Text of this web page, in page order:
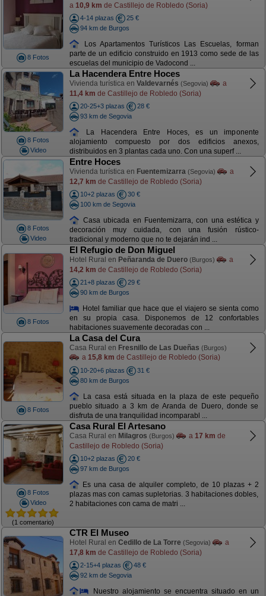
8 Fotos
a 10,9 km de Castillejo de Robledo (Soria)
4-14 plazas
25 €
94 km de Burgos
Los Apartamentos Turísticos Las Escuelas, forman
parte de un edificio construido en 1913 como sede de las
escuelas del municipio de Vadocond ...
8 Fotos
Video
La Hacendera Entre Hoces
Vivienda turística en Valdevarnés (Segovia)
a
11,4 km de Castillejo de Robledo (Soria)
20-25+3 plazas
28 €
93 km de Segovia
La Hacendera Entre Hoces, es un imponente
alojamiento compuesto por dos edificios anexos,
distribuidos en 3 plantas cada uno. Con una superf ...
8 Fotos
Video
Entre Hoces
Vivienda turística en Fuentemizarra (Segovia)
a
12,7 km de Castillejo de Robledo (Soria)
10+2 plazas
30 €
100 km de Segovia
Casa ubicada en Fuentemizarra, con una estética y
decoración muy cuidada, con una fusión rústico-
tradicional y moderno que no te dejarán ind ...
8 Fotos
El Refugio de Don Miguel
Hotel Rural en Peñaranda de Duero (Burgos)
a
14,2 km de Castillejo de Robledo (Soria)
21+8 plazas
29 €
90 km de Burgos
Hotel familiar que hace que el viajero se sienta como
en su propia casa. Disponemos de 12 confortables
habitaciones suavemente decoradas con ...
8 Fotos
La Casa del Cura
Casa Rural en Fresnillo de Las Dueñas (Burgos)
a 15,8 km de Castillejo de Robledo (Soria)
10-20+6 plazas
31 €
80 km de Burgos
La casa está situada en la plaza de este pequeño
pueblo situado a 3 km de Aranda de Duero, donde se
disfruta de una tranquilidad incomparabl ...
8 Fotos
Video
(1 comentario)
Casa Rural El Artesano
Casa Rural en Milagros (Burgos) a 17 km de
Castillejo de Robledo (Soria)
10+2 plazas
20 €
97 km de Burgos
Es una casa de alquiler completo, de 10 plazas + 2
plazas mas con camas supletorias. 3 habitaciones dobles,
2 habitaciones con cama de matri ...
CTR El Museo
Hotel Rural en Cedillo de La Torre (Segovia)
a
17,8 km de Castillejo de Robledo (Soria)
2-15+4 plazas
48 €
92 km de Segovia
Nuestro alojamiento se encuentra situado en un